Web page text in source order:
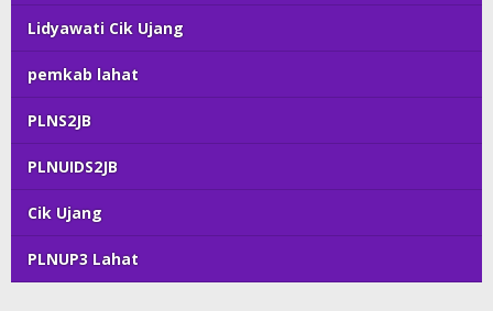
Lidyawati Cik Ujang
pemkab lahat
PLNS2JB
PLNUIDS2JB
Cik Ujang
PLNUP3 Lahat